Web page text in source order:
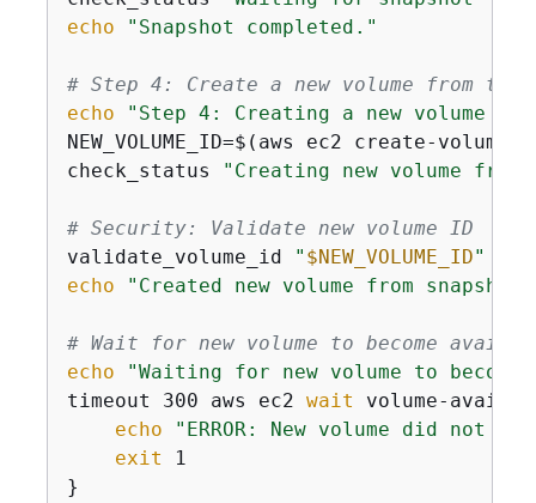
echo
"Snapshot completed."
# Step 4: Create a new volume from the
echo
"Step 4: Creating a new volume
NEW_VOLUME_ID=$(aws ec2 create-
check_status
"Creating new volume from
# Security: Validate new volume ID
validate_volume_id
" $NEW_VOLUME_ID"
echo
"Created new volume from
# Wait for new volume to become
echo
"Waiting for new volume to
timeout 300 aws ec2 wait volume-
echo
"ERROR: New volume did not
exit 1
}